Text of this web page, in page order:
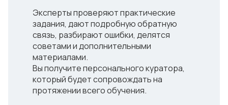
Эксперты проверяют практические
задания, дают подробную обратную
связь, разбирают ошибки, делятся
советами и дополнительными
материалами.
Вы получите персонального куратора,
который будет сопровождать на
протяжении всего обучения.